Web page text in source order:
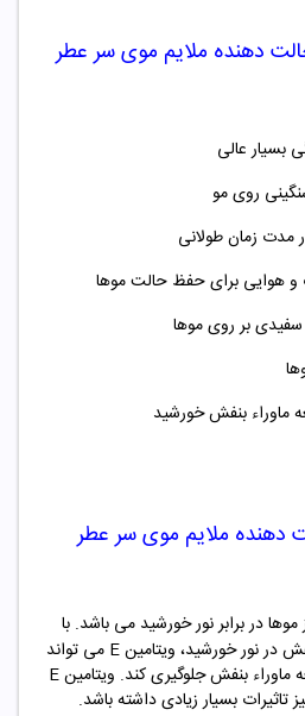
دهنده ملایم موی سر عطر
بسیار عالی
روی مو
مدت زمان طولانی
هوایی برای حفظ حالت موها
سفیدی بر روی موها
ماوراء بنفش خورشید
دهنده ملایم موی سر عطر
در برابر نور خورشید می باشد. با
توجه به وجود اشعه ماوراء بنفش در نور خورشید، ویتامین E می تواند
تا حدود زیادی از مضرات اشعه ماوراء بنفش جلوگیری کند. ویتامین E
تاثیرات بسیار زیادی داشته باشد.